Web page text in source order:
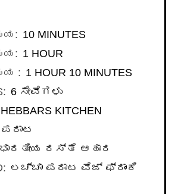
10MINUTES
MINUTES
1HOUR
HOUR
: 1HOUR
HOUR 10MINUTES
MINUTES
6 ಸೇವೆಗಳು
HEBBARS KITCHEN
ಪರಾಟ
ಭಾರತೀಯ ರಸ್ತೆ ಆಹಾರ
ಲಚ್ಚಾ ಪರಾಟ ವೆಜ್ ಫ್ರಾಂಕಿ